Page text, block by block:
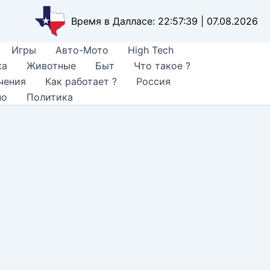
Время в Далласе: 22:57:40 | 07.08.2026
Игры Авто-Мото
High Tech
Животные Быт
Что такое ?
Как работает ?
Россия
Политика